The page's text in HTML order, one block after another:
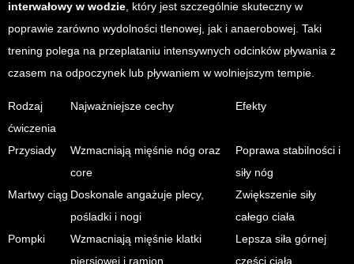
interwałowy w wodzie, który jest szczególnie skuteczny w
poprawie zarówno wydolności tlenowej, jak i anaerobowej. Taki
trening polega na przeplataniu intensywnych odcinków pływania z
czasem na odpoczynek lub pływaniem w wolniejszym tempie.
Rodzaj
ćwiczenia
Najważniejsze cechy Efekty
Przysiady
Wzmacniają mięśnie nóg oraz
core
Poprawa stabilności i
siły nóg
Martwy ciąg Doskonale angażuje plecy,
pośladki i nogi
Zwiększenie siły
całego ciała
Pompki
Wzmacniają mięśnie klatki
piersiowej i ramion
Lepsza siła górnej
części ciała